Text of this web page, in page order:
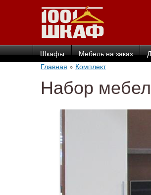
Шкафы Мебель на заказ
Главная » Комплект
Набор